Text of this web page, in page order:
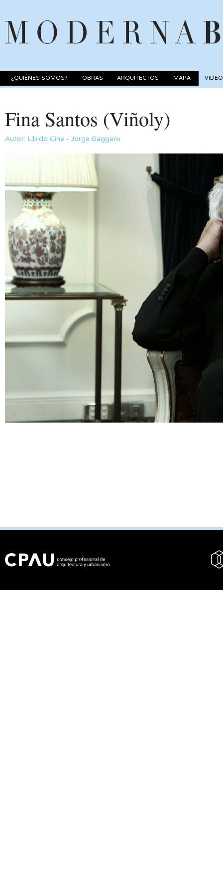
¿QUIÉNES SOMOS? OBRAS ARQUITECTOS MAPA
Fina Santos (Viñoly)
Autor: Libido Cine - Jorge Gaggero